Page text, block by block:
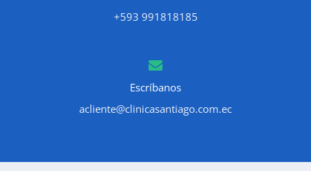
+593 991818185
Escríbanos
acliente@clinicasantiago.com.ec